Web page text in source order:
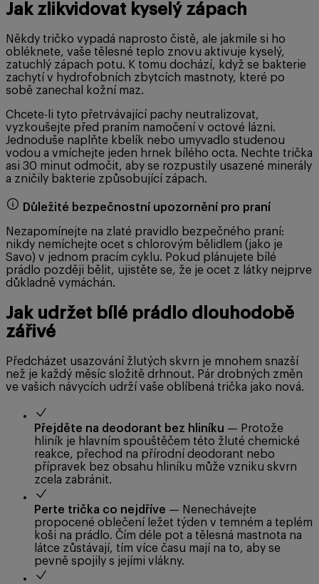
Jak zlikvidovat kyselý zápach
Někdy tričko vypadá naprosto čistě, ale jakmile si ho
obléknete, vaše tělesné teplo znovu aktivuje kyselý,
zatuchlý zápach potu. K tomu dochází, když se bakterie
zachytí v hydrofobních zbytcích mastnoty, které po
sobě zanechal kožní maz.
Chcete-li tyto přetrvávající pachy neutralizovat,
vyzkoušejte před praním namočení v octové lázni.
Jednoduše naplňte kbelík nebo umyvadlo studenou
vodou a vmíchejte jeden hrnek bílého octa. Nechte trička
asi 30 minut odmočit, aby se rozpustily usazené minerály
a zničily bakterie způsobující zápach.
Důležité bezpečnostní upozornění pro praní
Nezapomínejte na zlaté pravidlo bezpečného praní:
nikdy nemíchejte ocet s chlorovým bělidlem (jako je
Savo) v jednom pracím cyklu. Pokud plánujete bílé
prádlo později bělit, ujistěte se, že je ocet z látky nejprve
důkladně vymáchán.
Jak udržet bílé prádlo dlouhodobě
zářivé
Předcházet usazování žlutých skvrn je mnohem snazší
než je každý měsíc složitě drhnout. Pár drobných změn
ve vašich návycích udrží vaše oblíbená trička jako nová.
Přejděte na deodorant bez hliníku — Protože
hliník je hlavním spouštěčem této žluté chemické
reakce, přechod na přírodní deodorant nebo
přípravek bez obsahu hliníku může vzniku skvrn
zcela zabránit.
Perte trička co nejdříve — Nenechávejte
propocené oblečení ležet týden v temném a teplém
koši na prádlo. Čím déle pot a tělesná mastnota na
látce zůstávají, tím více času mají na to, aby se
pevně spojily s jejími vlákny.